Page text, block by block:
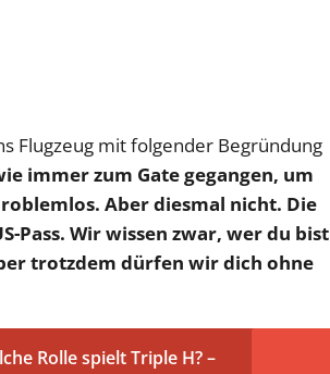
Flugzeug mit folgender Begründung
immer zum Gate gegangen, um
Aber diesmal nicht. Die
Pass. Wir wissen zwar, wer du bist
trotzdem dürfen wir dich ohne
Rolle spielt Triple H? –